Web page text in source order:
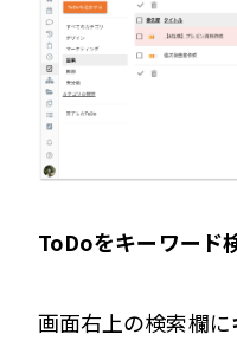
ToDoをキーワード
画面右上の検索欄に